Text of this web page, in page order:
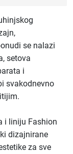
se nalazi
setova
i
svakodnevno
i liniju Fashion
dizajnirane
za sve